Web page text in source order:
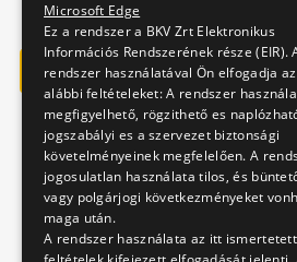
BRÚNÓ
LÉPÉSRŐL LÉPÉSRE -
Ár:1790 Ft
Microsoft Edge
Ez a rendszer a BKV Zrt Elektronikus
Információs Rendszerének része (EIR).
rendszer használatával Ön elfogadja az
alábbi feltételeket: A rendszer
megfigyelhető, rögzithető es
jogszabályi es a szervezet biztonsági
követelményeinek megfelelően. A
jogosulatlan használata tilos, és
vagy polgárjogi következményeket
maga után.
A rendszer használata az itt ismertetett